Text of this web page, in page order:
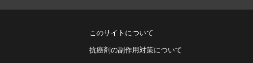
このサイトについて
抗癌剤の副作用対策について